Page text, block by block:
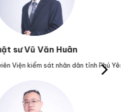
Vũ Văn Huân
kiểm sát nhân dân tỉnh Phú Yên.